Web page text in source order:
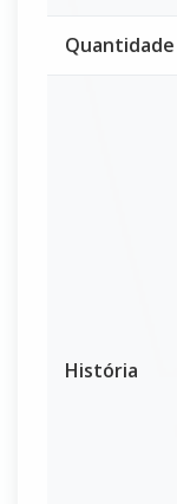
Quantidade
História